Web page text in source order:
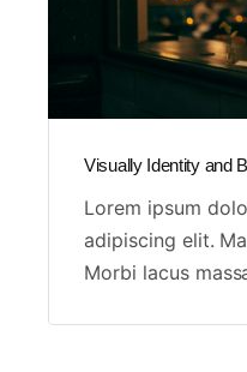
Visually Identity and
Lorem ipsum
adipiscing elit.
Morbi lacus